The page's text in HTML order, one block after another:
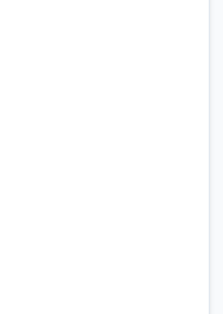
拷贝，赠送没有毒